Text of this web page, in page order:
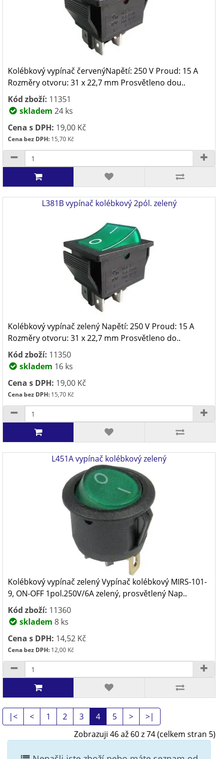
Kolébkový vypínač červenýNapětí: 250 V Proud: 15 A
Rozměry otvoru: 31 x 22,7 mm Prosvětleno dou..
Kód zboží: 11351
skladem 24 ks
Cena s DPH: 19,00 Kč
Cena bez DPH: 15,70 Kč
L381B vypínač kolébkový 2pól. zelený
Kolébkový vypínač zelený Napětí: 250 V Proud: 15 A
Rozměry otvoru: 31 x 22,7 mm Prosvětleno do..
Kód zboží: 11350
skladem 16 ks
Cena s DPH: 19,00 Kč
Cena bez DPH: 15,70 Kč
L451A vypínač kolébkový zelený
Kolébkový vypínač zelený Vypínač kolébkový MIRS-101-
9, ON-OFF 1pol.250V/6A zelený, prosvětlený Nap..
Kód zboží: 11360
skladem 8 ks
Cena s DPH: 14,52 Kč
Cena bez DPH: 12,00 Kč
|< < 1 2 3 4 5 >
>|
Zobrazuji 46 až 60 z 74 (celkem stran 5)